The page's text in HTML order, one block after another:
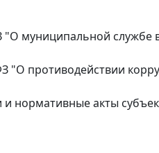
"О муниципальной службе
"О противодействии
нормативные акты